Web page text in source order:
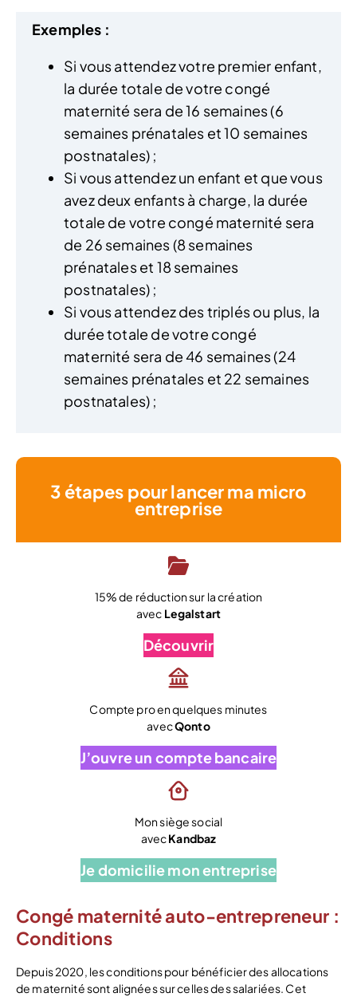
Exemples :
Si vous attendez votre premier enfant,
la durée totale de votre congé
maternité sera de 16 semaines (6
semaines prénatales et 10 semaines
postnatales) ;
Si vous attendez un enfant et que vous
avez deux enfants à charge, la durée
totale de votre congé maternité sera
de 26 semaines (8 semaines
prénatales et 18 semaines
postnatales) ;
Si vous attendez des triplés ou plus, la
durée totale de votre congé
maternité sera de 46 semaines (24
semaines prénatales et 22 semaines
postnatales) ;
3 étapes pour lancer ma micro
entreprise
15% de réduction sur la création
avec Legalstart
Découvrir
Compte pro en quelques minutes
avecQonto
J’ouvre un compte bancaire
Mon siège social
avecKandbaz
Je domicilie mon entreprise
Congé maternité auto-entrepreneur :
Conditions
Depuis 2020, les conditions pour bénéficier des allocations
de maternité sont alignées sur celles des salariées. Cet